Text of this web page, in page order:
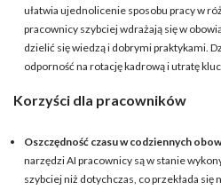
ułatwia ujednolicenie sposobu pracy w
pracownicy szybciej wdrażają się w
dzielić się wiedzą i dobrymi praktykami.
odporność na rotację kadrową i utratę
Korzyści dla pracowników
Oszczędność czasu w codziennych
narzędzi AI pracownicy są w stanie
szybciej niż dotychczas, co przekłada się